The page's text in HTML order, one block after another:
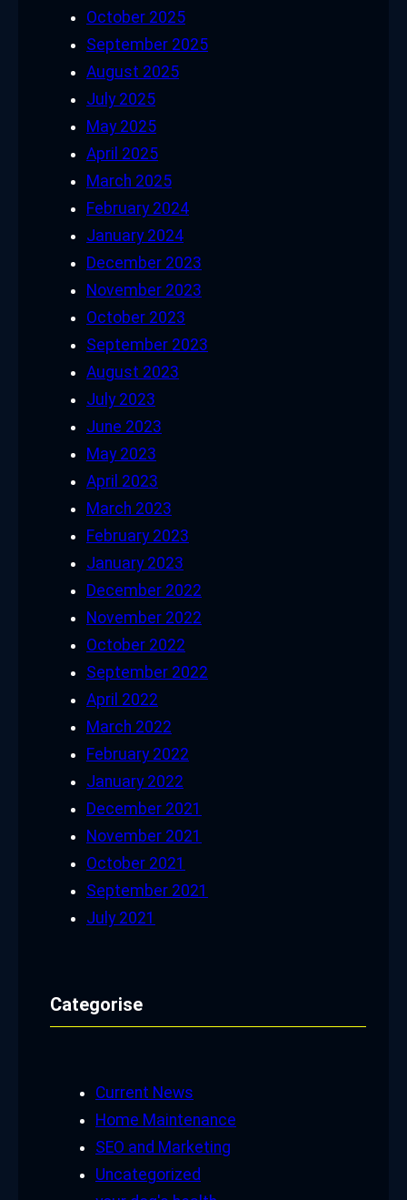
October 2025
September 2025
August 2025
July 2025
May 2025
April 2025
March 2025
February 2024
January 2024
December 2023
November 2023
October 2023
September 2023
August 2023
July 2023
June 2023
May 2023
April 2023
March 2023
February 2023
January 2023
December 2022
November 2022
October 2022
September 2022
April 2022
March 2022
February 2022
January 2022
December 2021
November 2021
October 2021
September 2021
July 2021
Categorise
Current News
Home Maintenance
SEO and Marketing
Uncategorized